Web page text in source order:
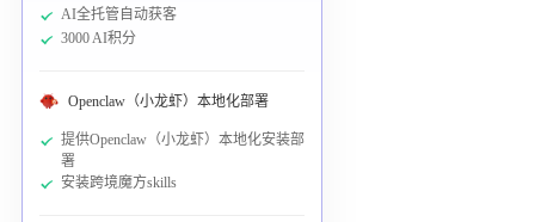
AI全托管自动获客
3000 AI积分
Openclaw（小龙虾）本地化部署
提供Openclaw（小龙虾）本地化安装部
署
安装跨境魔方skills